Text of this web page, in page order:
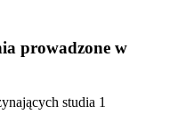
prowadzone w
studia 1